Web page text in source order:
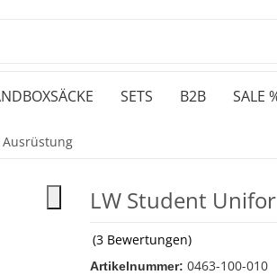
SETS B2B SALE
LW Student
(3 Bewertungen)
Artikelnummer: 0463-100-010